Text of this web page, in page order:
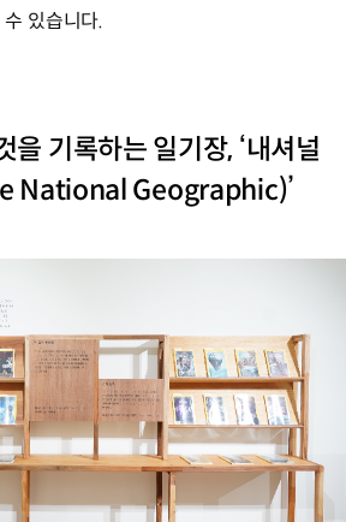
있습니다.
을 기록하는 일기장, ‘내셔널
National Geographic)’